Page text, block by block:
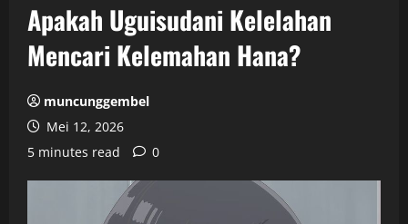
Apakah Uguisudani Kelelahan
Mencari Kelemahan Hana?
muncunggembel
Mei 12, 2026
5 minutes read
0